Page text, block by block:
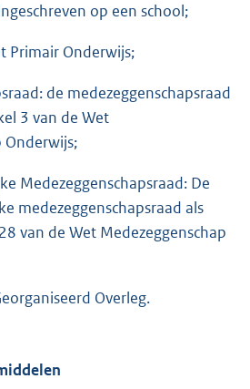
op een school;
Primair Onderwijs;
de medezeggenschapsraad
3 van de Wet
Onderwijs;
Medezeggenschapsraad: De
medezeggenschapsraad als
van de Wet Medezeggenschap
Overleg.